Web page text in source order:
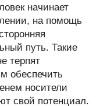
начинает
на помощь
путь. Такие
терпят
обеспечить
носители
свой потенциал.